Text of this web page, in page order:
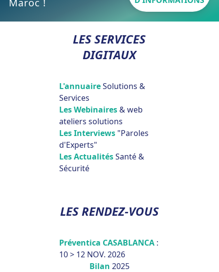
LES SERVICES
DIGITAUX
L'annuaireSolutions &
Services
Les Webinaires& web
ateliers solutions
Les Interviews "Paroles
d'Experts"
Les ActualitésSanté &
Sécurité
LES RENDEZ-VOUS
Préventica CASABLANCA :
10 > 12 NOV. 2026
Bilan 2025